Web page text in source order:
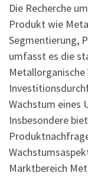
Die Recherche
Produkt wie
Segmentierung,
umfasst es die
Metallorganische
Wachstum eines
Insbesondere
Marktbereich